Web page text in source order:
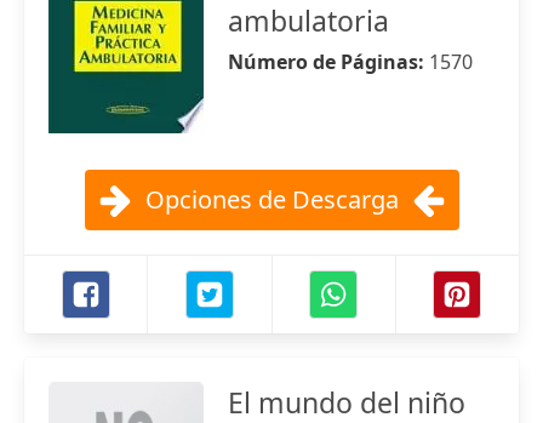
ambulatoria
Número de Páginas: 1570
Opciones de Descarga
El mundo del niño